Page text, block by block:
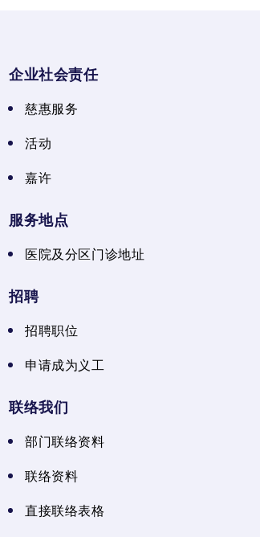
企业社会责任
慈惠服务
活动
嘉许
服务地点
医院及分区门诊地址
招聘
招聘职位
申请成为义工
联络我们
部门联络资料
联络资料
直接联络表格